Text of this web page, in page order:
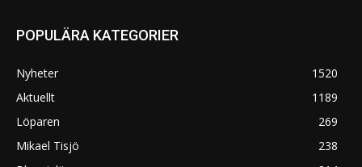
POPULÄRA KATEGORIER
Nyheter
1520
Aktuellt
1189
Löparen
269
Mikael Tisjö
238